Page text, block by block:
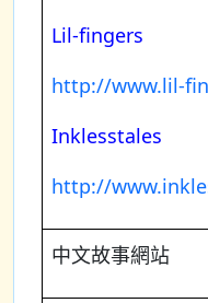
Lil-fingers
http://www.lil-
Inklesstales
http://
中文故事網站